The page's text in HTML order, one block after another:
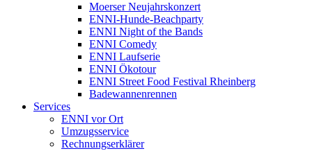
Moerser Neujahrskonzert
ENNI-Hunde-Beachparty
ENNI Night of the Bands
ENNI Comedy
ENNI Laufserie
ENNI Ökotour
ENNI Street Food Festival Rheinberg
Badewannenrennen
Services
ENNI vor Ort
Umzugsservice
Rechnungserklärer